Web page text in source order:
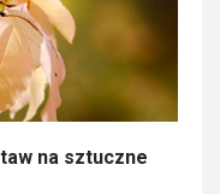
na sztuczne